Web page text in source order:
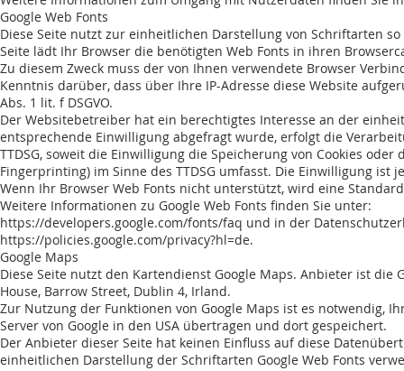
Google Web Fonts
Diese Seite nutzt zur einheitlichen Darstellung von Schriftarten
Seite lädt Ihr Browser die benötigten Web Fonts in ihren
Zu diesem Zweck muss der von Ihnen verwendete Browser
Kenntnis darüber, dass über Ihre IP-Adresse diese Website
Abs. 1 lit. f DSGVO.
Der Websitebetreiber hat ein berechtigtes Interesse an der
entsprechende Einwilligung abgefragt wurde, erfolgt die
TTDSG, soweit die Einwilligung die Speicherung von Cookies
Fingerprinting) im Sinne des TTDSG umfasst. Die Einwilligung ist
Wenn Ihr Browser Web Fonts nicht unterstützt, wird eine
Weitere Informationen zu Google Web Fonts finden Sie unter:
https://developers.google.com/fonts/faq und in der
https://policies.google.com/privacy?hl=de.
Google Maps
Diese Seite nutzt den Kartendienst Google Maps. Anbieter ist die
House, Barrow Street, Dublin 4, Irland.
Zur Nutzung der Funktionen von Google Maps ist es notwendig,
Server von Google in den USA übertragen und dort gespeichert.
Der Anbieter dieser Seite hat keinen Einfluss auf diese
einheitlichen Darstellung der Schriftarten Google Web Fonts